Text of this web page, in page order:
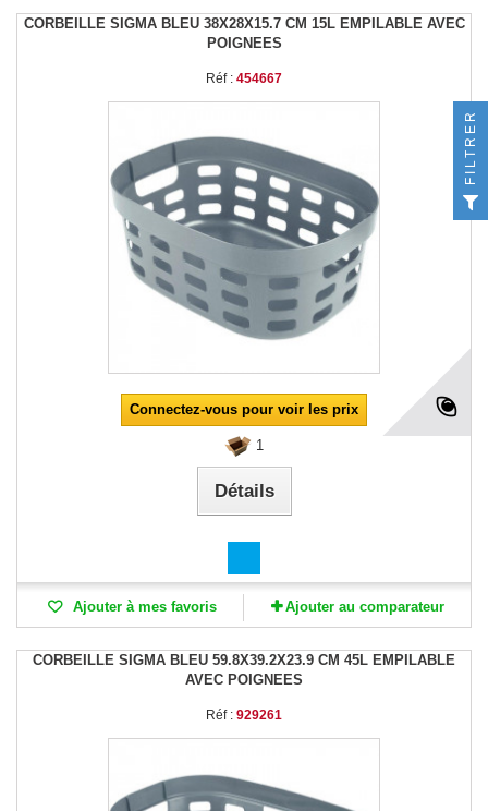
CORBEILLE SIGMA BLEU 38X28X15.7 CM 15L EMPILABLE AVEC
POIGNEES
Réf : 454667
Connectez-vous pour voir les prix
1
Détails
Ajouter à mes favoris Ajouter au comparateur
CORBEILLE SIGMA BLEU 59.8X39.2X23.9 CM 45L EMPILABLE
AVEC POIGNEES
Réf : 929261
FILTRER